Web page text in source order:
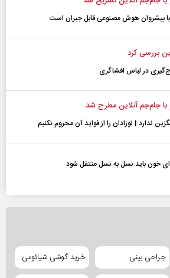
با پیشرو‌ان هوش مصنوعی قابل جبران است
بررسی کرد
در لباس افشاگری
جام‌جم آنلاین مطرح شد
ندارد | نوزادان را از فواید آن محروم نکنیم
خون باید نسل به نسل منتقل شود
جراحی بینی خرید گوشی شیائومی